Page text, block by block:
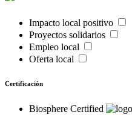
Impacto local positivo
Proyectos solidarios
Empleo local
Oferta local
Certificación
Biosphere Certified